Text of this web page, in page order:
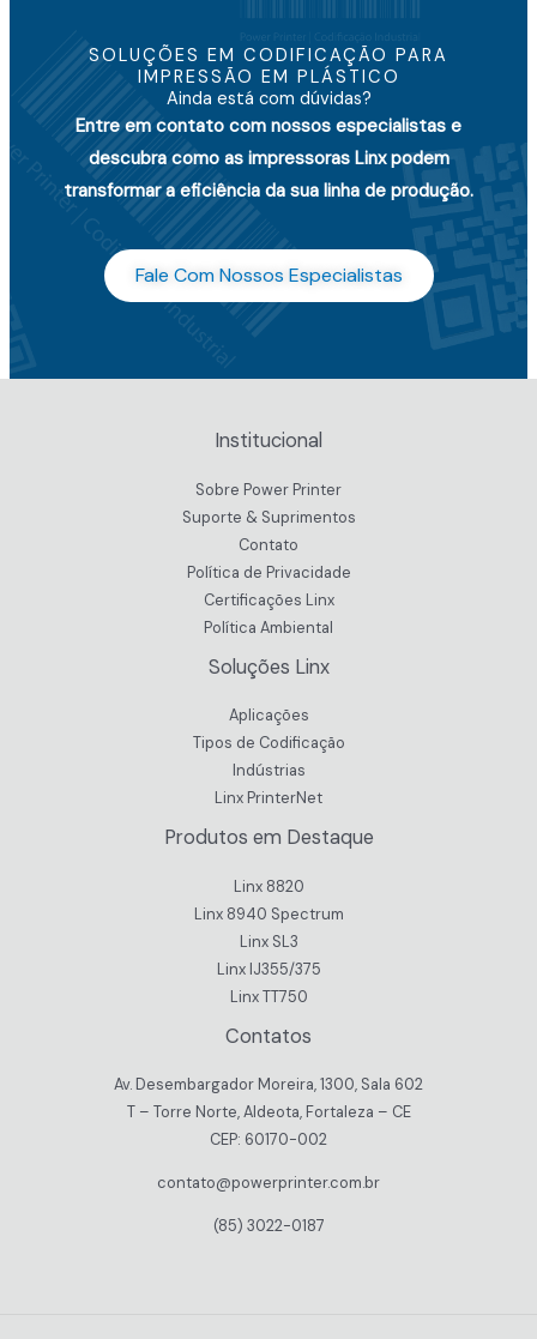
SOLUÇÕES EM CODIFICAÇÃO PARA
IMPRESSÃO EM PLÁSTICO
Ainda está com dúvidas?
Entre em contato com nossos especialistas e
descubra como as impressoras Linx podem
transformar a eficiência da sua linha de produção.
Fale Com Nossos Especialistas
Institucional
Sobre Power Printer
Suporte & Suprimentos
Contato
Política de Privacidade
Certificações Linx
Política Ambiental
Soluções Linx
Aplicações
Tipos de Codificação
Indústrias
Linx PrinterNet
Produtos em Destaque
Linx 8820
Linx 8940 Spectrum
Linx SL3
Linx IJ355/375
Linx TT750
Contatos
Av. Desembargador Moreira, 1300, Sala 602
T – Torre Norte, Aldeota, Fortaleza – CE
CEP: 60170-002
contato@powerprinter.com.br
(85) 3022-0187